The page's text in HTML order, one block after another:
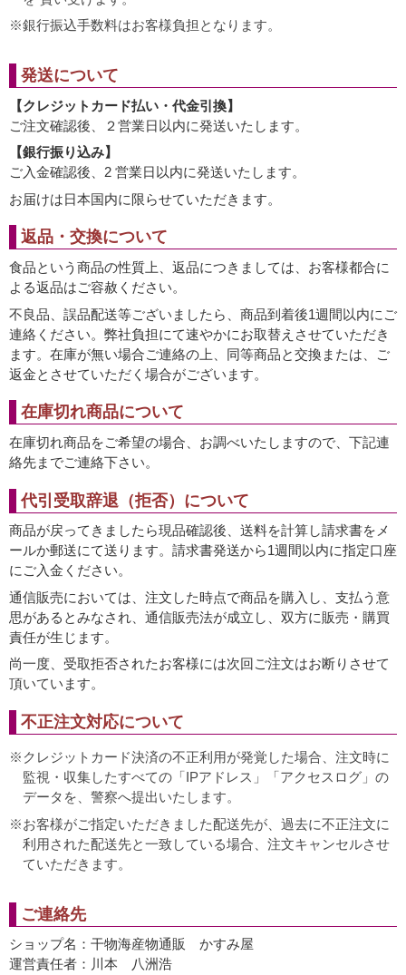
銀行振込手数料はお客様負担となります。
発送について
【クレジットカード払い・代金引換】
ご注文確認後、２営業日以内に発送いたします。
【銀行振り込み】
ご入金確認後、2 営業日以内に発送いたします。
お届けは日本国内に限らせていただきます。
返品・交換について
食品という商品の性質上、返品につきましては、お客様都合に
よる返品はご容赦ください。
不良品、誤品配送等ございましたら、商品到着後1週間以内にご
連絡ください。弊社負担にて速やかにお取替えさせていただき
ます。在庫が無い場合ご連絡の上、同等商品と交換または、ご
返金とさせていただく場合がございます。
在庫切れ商品について
在庫切れ商品をご希望の場合、お調べいたしますので、下記連
絡先までご連絡下さい。
代引受取辞退（拒否）について
商品が戻ってきましたら現品確認後、送料を計算し請求書をメ
ールか郵送にて送ります。請求書発送から1週間以内に指定口座
にご入金ください。
通信販売においては、注文した時点で商品を購入し、支払う意
思があるとみなされ、通信販売法が成立し、双方に販売・購買
責任が生じます。
尚一度、受取拒否されたお客様には次回ご注文はお断りさせて
頂いています。
不正注文対応について
クレジットカード決済の不正利用が発覚した場合、注文時に
監視・収集したすべての「IPアドレス」「アクセスログ」の
データを、警察へ提出いたします。
お客様がご指定いただきました配送先が、過去に不正注文に
利用された配送先と一致している場合、注文キャンセルさせ
ていただきます。
ご連絡先
ショップ名：干物海産物通販 かすみ屋
運営責任者：川本 八洲浩